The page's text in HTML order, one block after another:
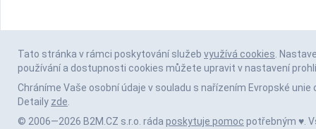
Tato stránka v rámci poskytování služeb využívá cookies.
používání a dostupnosti cookies můžete upravit v nastavení
Chráníme Vaše osobní údaje v souladu s nařízením Evropské unie
Detaily zde.
© 2006—2026 B2M.CZ s.r.o. ráda poskytuje pomoc potřebným ♥️.